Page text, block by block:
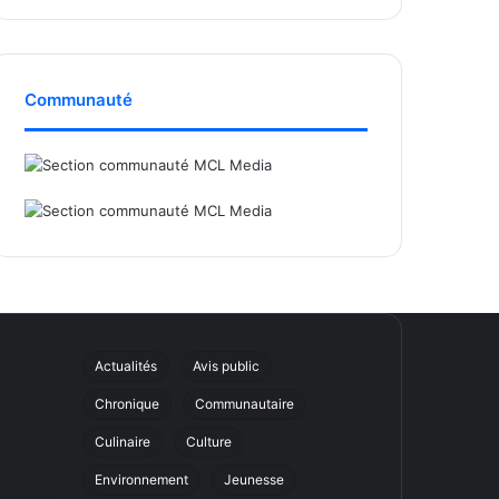
Communauté
Actualités Avis public
Chronique Communautaire
Culinaire Culture
Environnement Jeunesse